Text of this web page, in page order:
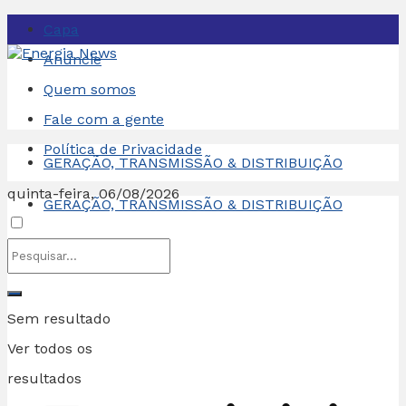
Capa
Anuncie
Quem somos
Fale com a gente
Política de Privacidade
quinta-feira, 06/08/2026
Sem resultado
Ver todos os
resultados
GERAÇÃO, TRANSMISSÃO & DISTRIBUIÇÃO
GERAÇÃO, TRANSMISSÃO & DISTRIBUIÇÃO